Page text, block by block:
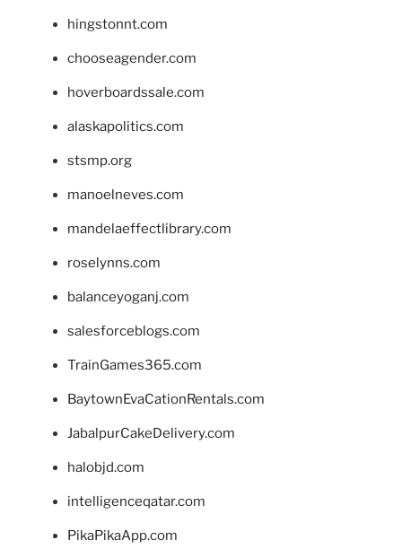
hingstonnt.com
chooseagender.com
hoverboardssale.com
alaskapolitics.com
stsmp.org
manoelneves.com
mandelaeffectlibrary.com
roselynns.com
balanceyoganj.com
salesforceblogs.com
TrainGames365.com
BaytownEvaCationRentals.com
JabalpurCakeDelivery.com
halobjd.com
intelligenceqatar.com
PikaPikaApp.com